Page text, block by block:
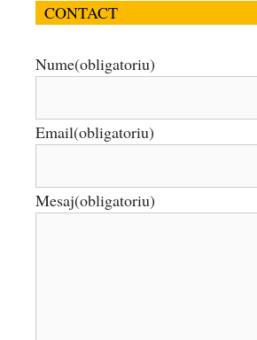
CONTACT
Nume(obligatoriu)
Email(obligatoriu)
Mesaj(obligatoriu)